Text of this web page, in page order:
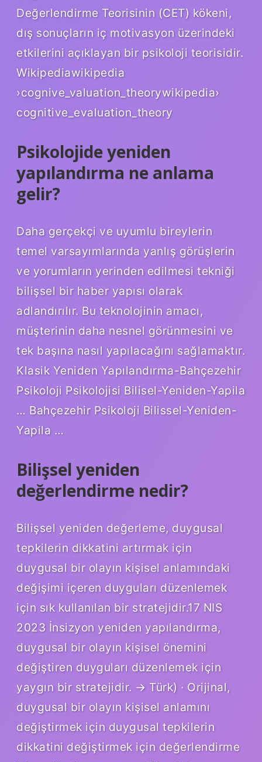
Değerlendirme Teorisinin (CET) kökeni,
dış sonuçların iç motivasyon üzerindeki
etkilerini açıklayan bir psikoloji teorisidir.
Wikipediawikipedia
›cognive_valuation_theorywikipedia›
cognitive_evaluation_theory
Psikolojide yeniden
yapılandırma ne anlama
gelir?
Daha gerçekçi ve uyumlu bireylerin
temel varsayımlarında yanlış görüşlerin
ve yorumların yerinden edilmesi tekniği
bilişsel bir haber yapısı olarak
adlandırılır. Bu teknolojinin amacı,
müşterinin daha nesnel görünmesini ve
tek başına nasıl yapılacağını sağlamaktır.
Klasik Yeniden Yapılandırma-Bahçezehir
Psikoloji Psikolojisi Bilisel-Yeniden-Yapila
… Bahçezehir Psikoloji Bilissel-Yeniden-
Yapila …
Bilişsel yeniden
değerlendirme nedir?
Bilişsel yeniden değerleme, duygusal
tepkilerin dikkatini artırmak için
duygusal bir olayın kişisel anlamındaki
değişimi içeren duyguları düzenlemek
için sık kullanılan bir stratejidir.17 NIS
2023 İnsizyon yeniden yapılandırma,
duygusal bir olayın kişisel önemini
değiştiren duyguları düzenlemek için
yaygın bir stratejidir. → Türk) · Orijinal,
duygusal bir olayın kişisel anlamını
değiştirmek için duygusal tepkilerin
dikkatini değiştirmek için değerlendirme